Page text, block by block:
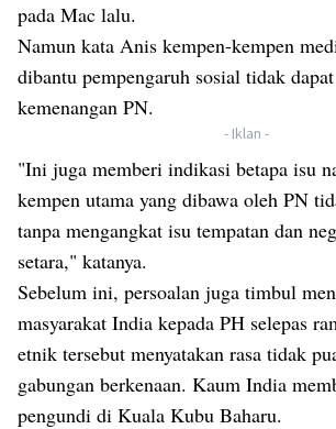
pada Mac lalu.
Namun kata Anis kempen-kempen
dibantu pempengaruh sosial tidak
kemenangan PN.
- Iklan -
"Ini juga memberi indikasi betapa isu
kempen utama yang dibawa oleh PN
tanpa mengangkat isu tempatan dan
setara," katanya.
Sebelum ini, persoalan juga timbul
masyarakat India kepada PH selepas
etnik tersebut menyatakan rasa tidak
gabungan berkenaan. Kaum India
pengundi di Kuala Kubu Baharu.